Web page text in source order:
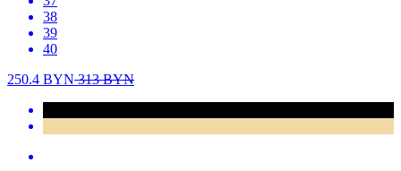
38
39
40
250.4 BYN313BYN